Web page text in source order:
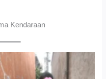
Kendaraan